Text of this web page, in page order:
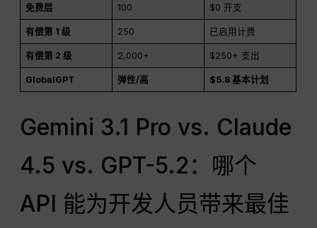
免费层 100 $0 开支
有偿第 1 级 250 已启用计费
有偿第 2 级 2,000+ $250+ 支出
GlobalGPT 弹性/高 $5.8 基本计划
Gemini 3.1 Pro vs. Claude
4.5 vs. GPT-5.2：哪个
API 能为开发人员带来最佳